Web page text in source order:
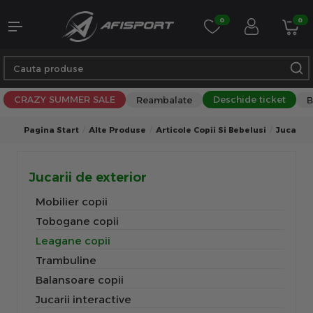
0 0
CRAZY SUMMER SALE Reambalate Deschide ticket
Pagina Start Alte Produse Articole Copii Si Bebelusi Jucarii
Jucarii de exterior
Mobilier copii
Tobogane copii
Leagane copii
Trambuline
Balansoare copii
Jucarii interactive